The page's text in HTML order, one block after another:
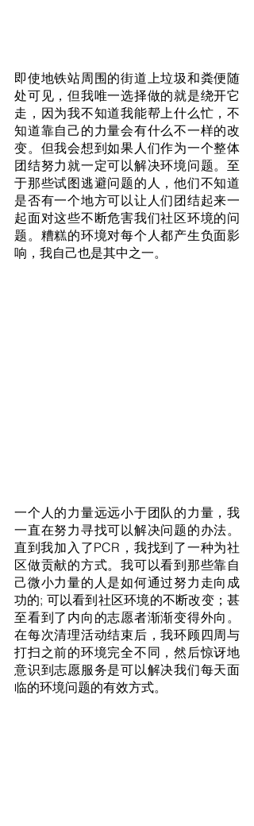
即使地铁站周围的街道上垃圾和粪便随
处可见，但我唯一选择做的就是绕开它
走，因为我不知道我能帮上什么忙，不
知道靠自己的力量会有什么不一样的改
变。但我会想到如果人们作为一个整体
团结努力就一定可以解决环境问题。至
于那些试图逃避问题的人，他们不知道
是否有一个地方可以让人们团结起来一
起面对这些不断危害我们社区环境的问
题。糟糕的环境对每个人都产生负面影
响，我自己也是其中之一。
一个人的力量远远小于团队的力量，我
一直在努力寻找可以解决问题的办法。
直到我加入了PCR，我找到了一种为社
区做贡献的方式。我可以看到那些靠自
己微小力量的人是如何通过努力走向成
功的; 可以看到社区环境的不断改变；甚
至看到了内向的志愿者渐渐变得外向。
在每次清理活动结束后，我环顾四周与
打扫之前的环境完全不同，然后惊讶地
意识到志愿服务是可以解决我们每天面
临的环境问题的有效方式。